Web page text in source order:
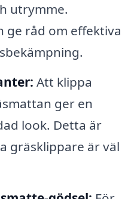
utrymme.
ge råd om effektiva
Att klippa
ger en
look. Detta är
gräsklippare är väl